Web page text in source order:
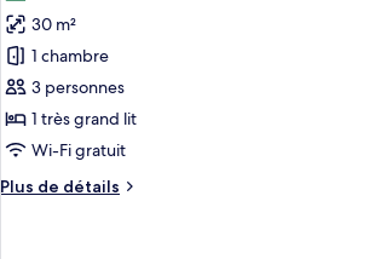
photos
pour
ce
type
de
chambre :
Chambre
30 m²
1 chambre
3 personnes
1 très grand lit
Wi-Fi gratuit
Plus de détails
Plus